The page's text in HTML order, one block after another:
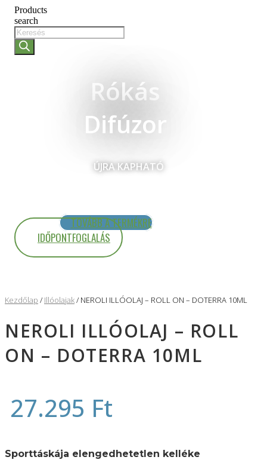
Products
search
Rókás
Difúzor
ÚJRA KAPHATÓ
TOVÁBB A TERMÉKRE
IDŐPONTFOGLALÁS
Kezdőlap / Illóolajak/ NEROLI ILLÓOLAJ – ROLL ON – DOTERRA 10ML
NEROLI ILLÓOLAJ – ROLL
ON – DOTERRA 10ML
27.295 Ft
Sporttáskája elengedhetetlen kelléke